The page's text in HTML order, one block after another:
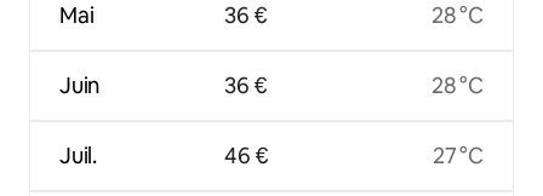
Mai
Juin
Juil.
36 €
36 €
46 €
28 °C
28 °C
27 °C